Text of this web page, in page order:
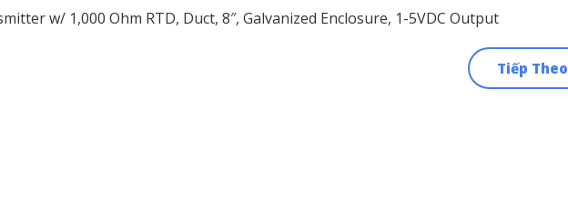
w/ 1,000 Ohm RTD, Duct, 8″, Galvanized Enclosure, 1-5VDC Output
Tiếp Theo